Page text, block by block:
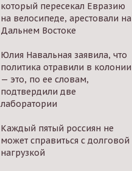
который пересекал Евразию
на велосипеде, арестовали на
Дальнем Востоке
Юлия Навальная заявила, что
политика отравили в колонии
— это, по ее словам,
подтвердили две
лаборатории
Каждый пятый россиян не
может справиться с долговой
нагрузкой